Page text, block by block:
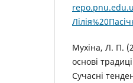
Мухіна, Л. П.
основі
Сучасні